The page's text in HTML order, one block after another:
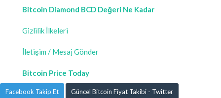
Bitcoin Diamond BCD Değeri Ne Kadar
Gizlilik İlkeleri
İletişim / Mesaj Gönder
Bitcoin Price Today
Facebook Takip Et Güncel Bitcoin Fiyat Takibi - Twitter